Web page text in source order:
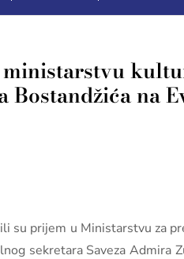
na
su prijem u Ministarstvu za
sekretara Saveza Admira